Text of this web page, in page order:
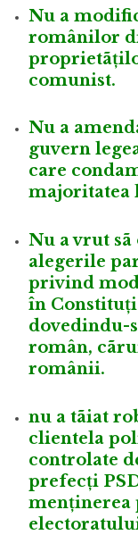
Nu a
românilor
comunist.
Nu a
guvern
care
majoritatea
Nu a vrut
alegerile
privind
în
dovedindu-
român,
românii.
nu a tãiat
clientela
controlate
prefecți
menținerea